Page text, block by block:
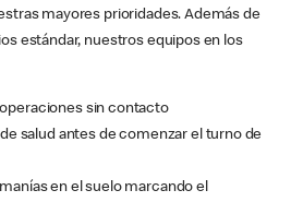
mayores prioridades. Además de
estándar, nuestros equipos en los
sin contacto
salud antes de comenzar el turno de
en el suelo marcando el